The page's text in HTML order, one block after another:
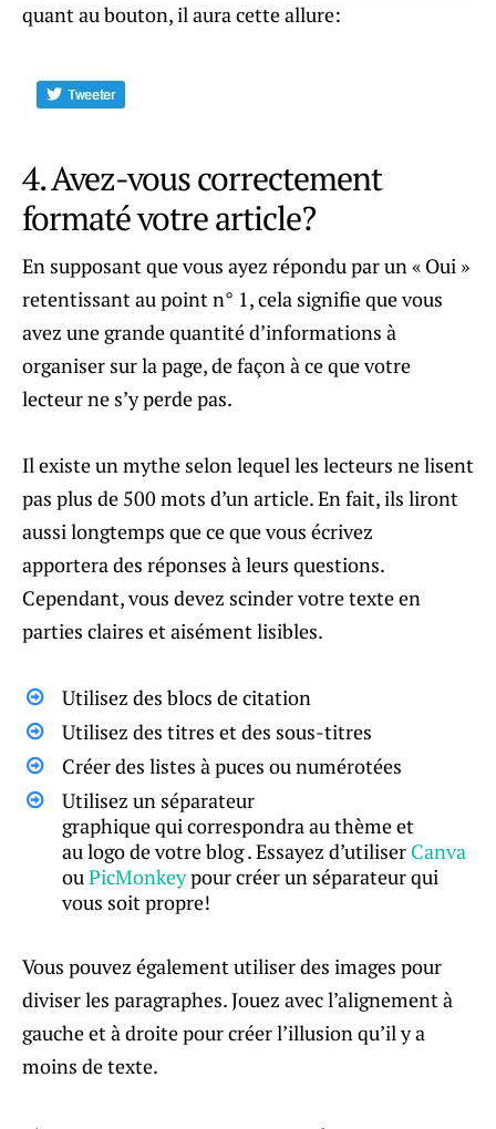
quant au bouton, il aura cette allure:
4. Avez-vous correctement
formaté votre article?
En supposant que vous ayez répondu par un « Oui »
retentissant au point n° 1, cela signifie que vous
avez une grande quantité d’informations à
organiser sur la page, de façon à ce que votre
lecteur ne s’y perde pas.
Il existe un mythe selon lequel les lecteurs ne lisent
pas plus de 500 mots d’un article. En fait, ils liront
aussi longtemps que ce que vous écrivez
apportera des réponses à leurs questions.
Cependant, vous devez scinder votre texte en
parties claires et aisément lisibles.
Utilisez des blocs de citation
Utilisez des titres et des sous-titres
Créer des listes à puces ou numérotées
Utilisez un séparateur
graphique qui correspondra au thème et
au logo de votre blog . Essayez d’utiliser Canva
ouPicMonkeypour créer un séparateur qui
vous soit propre!
Vous pouvez également utiliser des images pour
diviser les paragraphes. Jouez avec l’alignement à
gauche et à droite pour créer l’illusion qu’il y a
moins de texte.